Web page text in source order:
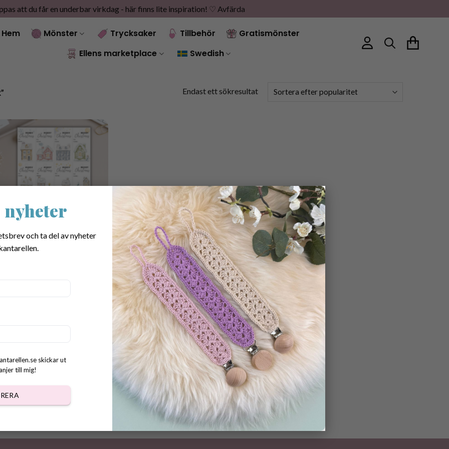
nyheter
och ta del av nyheter
skickar ut
till mig!
×
att du får en underbar virkdag - här finns lite inspiration! ♡ Avfärda
Hem Mönster Trycksaker Tillbehör
Gratismönster
Ellens marketplace
Swedish
Endast ett sökresultat